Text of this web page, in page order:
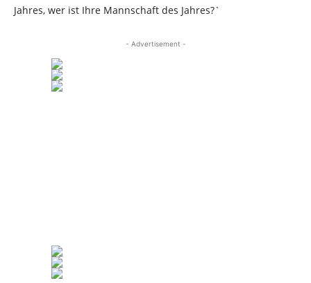
Jahres, wer ist Ihre Mannschaft des Jahres?`
- Advertisement -